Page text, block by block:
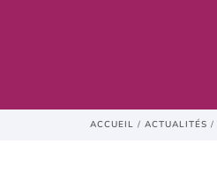
ACCUEIL / ACTUALITÉS /